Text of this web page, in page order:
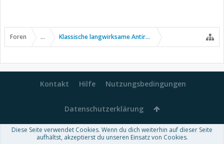
Foren ... Klassische langwirksame Antirheumatika
Kontakt Hilfe Nutzungsbedingungen
Datenschutzerklärung
Forum software by XenForo™-Deutsch von xenDach
Diese Seite verwendet Cookies. Wenn du dich weiterhin auf dieser Seite
aufhältst, akzeptierst du unseren Einsatz von Cookies.